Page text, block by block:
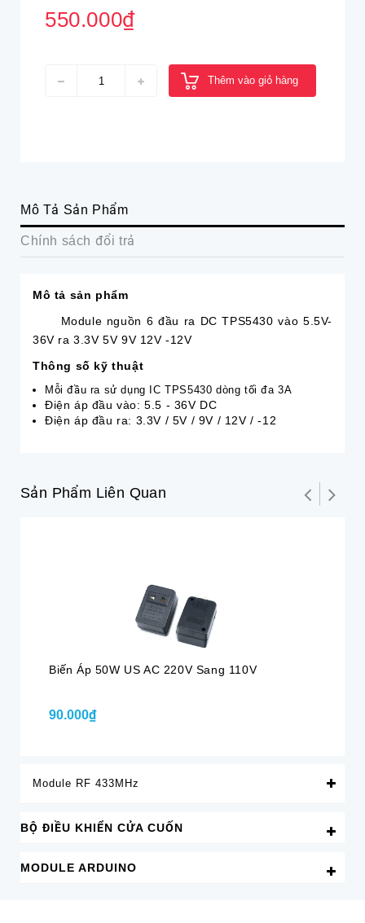
550.000₫
Thêm vào giỏ hàng
Mô Tả Sản Phẩm
Chính sách đổi trả
Mô tả sản phẩm
Module nguồn 6 đầu ra DC TPS5430 vào 5.5V-
36V ra 3.3V 5V 9V 12V -12V
Thông số kỹ thuật
Mỗi đầu ra sử dụng IC TPS5430 dòng tối đa 3A
Điện áp đầu vào: 5.5 - 36V DC
Điện áp đầu ra: 3.3V / 5V / 9V / 12V / -12
Sản Phẩm Liên Quan
Biến Áp 50W US AC 220V Sang 110V
90.000₫
Module RF 433MHz
BỘ ĐIỀU KHIỂN CỬA CUỐN
MODULE ARDUINO